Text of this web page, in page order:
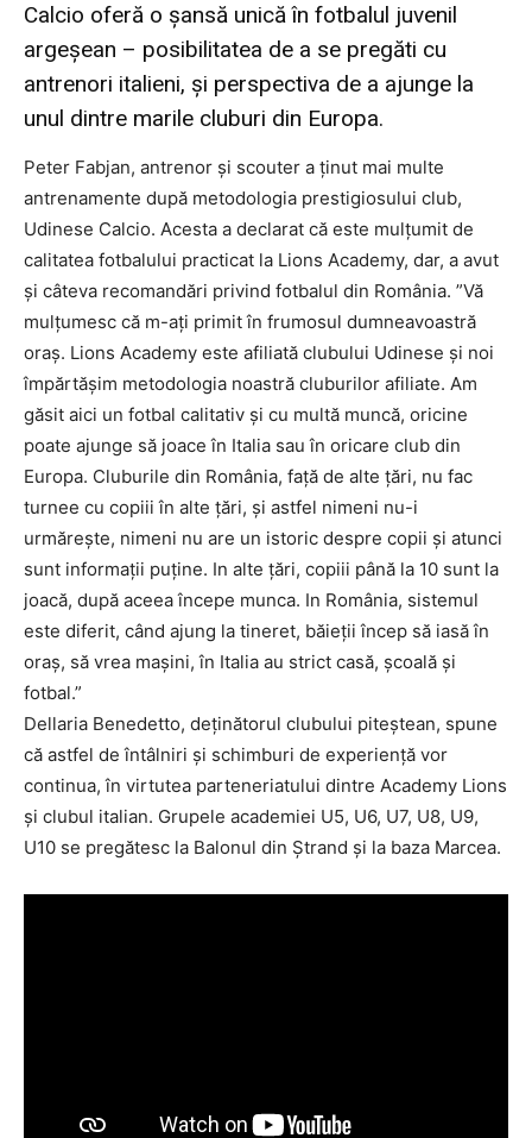
Calcio oferă o șansă unică în fotbalul juvenil
argeșean – posibilitatea de a se pregăti cu
antrenori italieni, și perspectiva de a ajunge la
unul dintre marile cluburi din Europa.
Peter Fabjan, antrenor și scouter a ținut mai multe
antrenamente după metodologia prestigiosului club,
Udinese Calcio. Acesta a declarat că este mulțumit de
calitatea fotbalului practicat la Lions Academy, dar, a avut
și câteva recomandări privind fotbalul din România. ”Vă
mulțumesc că m-ați primit în frumosul dumneavoastră
oraș. Lions Academy este afiliată clubului Udinese și noi
împărtășim metodologia noastră cluburilor afiliate. Am
găsit aici un fotbal calitativ și cu multă muncă, oricine
poate ajunge să joace în Italia sau în oricare club din
Europa. Cluburile din România, față de alte țări, nu fac
turnee cu copiii în alte țări, și astfel nimeni nu-i
urmărește, nimeni nu are un istoric despre copii și atunci
sunt informații puține. In alte țări, copiii până la 10 sunt la
joacă, după aceea începe munca. In România, sistemul
este diferit, când ajung la tineret, băieții încep să iasă în
oraș, să vrea mașini, în Italia au strict casă, școală și
fotbal.”
Dellaria Benedetto, deținătorul clubului piteștean, spune
că astfel de întâlniri și schimburi de experiență vor
continua, în virtutea parteneriatului dintre Academy Lions
și clubul italian. Grupele academiei U5, U6, U7, U8, U9,
U10 se pregătesc la Balonul din Ștrand și la baza Marcea.